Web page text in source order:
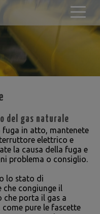
del gas naturale
fuga in atto, mantenete
elettrico e
la causa della fuga e
problema o consiglio.
lo stato di
che congiunge il
porta il gas a
pure le fascette